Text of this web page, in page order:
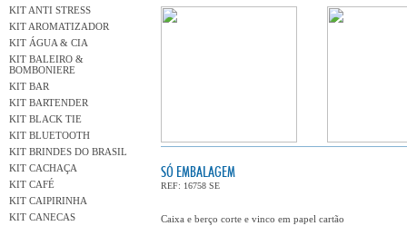
KIT ANTI STRESS
KIT AROMATIZADOR
KIT ÁGUA & CIA
KIT BALEIRO &
BOMBONIERE
KIT BAR
KIT BARTENDER
KIT BLACK TIE
KIT BLUETOOTH
KIT BRINDES DO BRASIL
KIT CACHAÇA
KIT CAFÉ
KIT CAIPIRINHA
KIT CANECAS
SÓ EMBALAGEM
REF: 16758 SE
Caixa e berço corte e vinco em papel cartão